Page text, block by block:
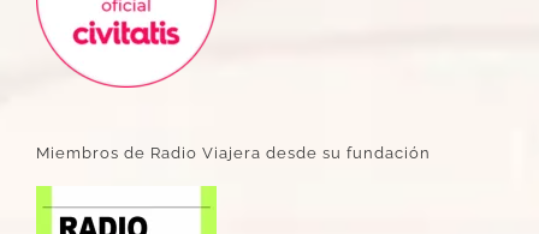
Miembros de Radio Viajera desde su fundación